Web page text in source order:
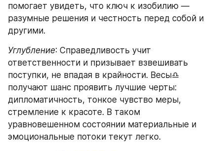
помогает увидеть, что ключ к изобилию —
разумные решения и честность перед собой и
другими.
Углубление: Справедливость учит
ответственности и призывает взвешивать
поступки, не впадая в крайности. Весы♎
получают шанс проявить лучшие черты:
дипломатичность, тонкое чувство меры,
стремление к красоте. В таком
уравновешенном состоянии материальные и
эмоциональные потоки текут легко.